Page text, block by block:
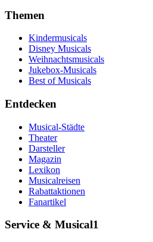
Themen
Kindermusicals
Disney Musicals
Weihnachtsmusicals
Jukebox-Musicals
Best of Musicals
Entdecken
Musical-Städte
Theater
Darsteller
Magazin
Lexikon
Musicalreisen
Rabattaktionen
Fanartikel
Service & Musical1